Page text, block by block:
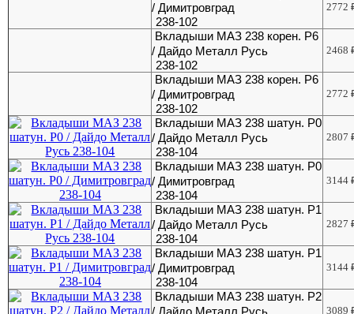
/ Димитровград
238-102
2772
Вкладыши МАЗ 238 корен. Р6
/ Дайдо Металл Русь
238-102
2468
Вкладыши МАЗ 238 корен. Р6
/ Димитровград
238-102
2772
Вкладыши МАЗ 238 шатун. Р0
/ Дайдо Металл Русь
238-104
2807
Вкладыши МАЗ 238 шатун. Р0
/ Димитровград
238-104
3144
Вкладыши МАЗ 238 шатун. Р1
/ Дайдо Металл Русь
238-104
2827
Вкладыши МАЗ 238 шатун. Р1
/ Димитровград
238-104
3144
Вкладыши МАЗ 238 шатун. Р2
/ Дайдо Металл Русь
3089